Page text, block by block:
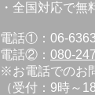
・全国対応で無
電話①：06-
電話②： 080-
※お電話でのお
（受付：9時～